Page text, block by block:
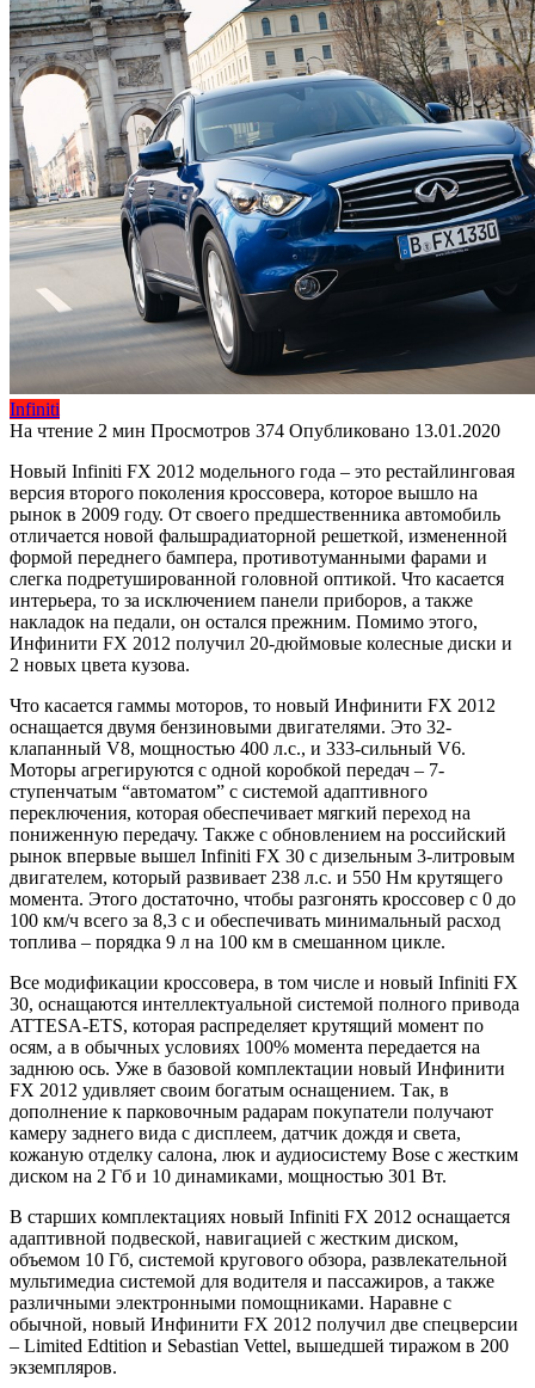
Infiniti
На чтение 2 мин Просмотров 374 Опубликовано 13.01.2020
Новый Infiniti FX 2012 модельного года – это рестайлинговая
версия второго поколения кроссовера, которое вышло на
рынок в 2009 году. От своего предшественника автомобиль
отличается новой фальшрадиаторной решеткой, измененной
формой переднего бампера, противотуманными фарами и
слегка подретушированной головной оптикой. Что касается
интерьера, то за исключением панели приборов, а также
накладок на педали, он остался прежним. Помимо этого,
Инфинити FX 2012 получил 20-дюймовые колесные диски и
2 новых цвета кузова.
Что касается гаммы моторов, то новый Инфинити FX 2012
оснащается двумя бензиновыми двигателями. Это 32-
клапанный V8, мощностью 400 л.с., и 333-сильный V6.
Моторы агрегируются с одной коробкой передач – 7-
ступенчатым “автоматом” с системой адаптивного
переключения, которая обеспечивает мягкий переход на
пониженную передачу. Также с обновлением на российский
рынок впервые вышел Infiniti FX 30 с дизельным 3-литровым
двигателем, который развивает 238 л.с. и 550 Нм крутящего
момента. Этого достаточно, чтобы разгонять кроссовер с 0 до
100 км/ч всего за 8,3 с и обеспечивать минимальный расход
топлива – порядка 9 л на 100 км в смешанном цикле.
Все модификации кроссовера, в том числе и новый Infiniti FX
30, оснащаются интеллектуальной системой полного привода
ATTESA-ETS, которая распределяет крутящий момент по
осям, а в обычных условиях 100% момента передается на
заднюю ось. Уже в базовой комплектации новый Инфинити
FX 2012 удивляет своим богатым оснащением. Так, в
дополнение к парковочным радарам покупатели получают
камеру заднего вида с дисплеем, датчик дождя и света,
кожаную отделку салона, люк и аудиосистему Bose с жестким
диском на 2 Гб и 10 динамиками, мощностью 301 Вт.
В старших комплектациях новый Infiniti FX 2012 оснащается
адаптивной подвеской, навигацией с жестким диском,
объемом 10 Гб, системой кругового обзора, развлекательной
мультимедиа системой для водителя и пассажиров, а также
различными электронными помощниками. Наравне с
обычной, новый Инфинити FX 2012 получил две спецверсии
– Limited Edtition и Sebastian Vettel, вышедшей тиражом в 200
экземпляров.